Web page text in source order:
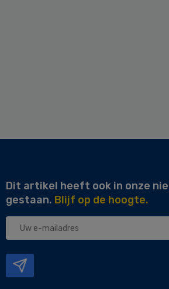
Dit artikel heeft ook in onze
gestaan. Blijf op de hoogte.
Uw